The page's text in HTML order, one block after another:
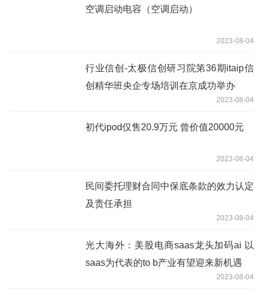
空调启动电容（空调启动）
2023-08-04
行业信创-太极信创研习院第36期itaip信
创精华班央企专场培训在京成功举办
2023-08-04
初代ipod仅售20.9万元 曾价值20000元
2023-08-04
民间委托理财合同中保底条款的效力认定
及责任承担
2023-08-04
光大海外：美股电商saas龙头加码ai 以
saas为代表的to b产业有望迎来新机遇
2023-08-04